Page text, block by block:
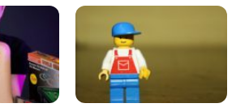
...